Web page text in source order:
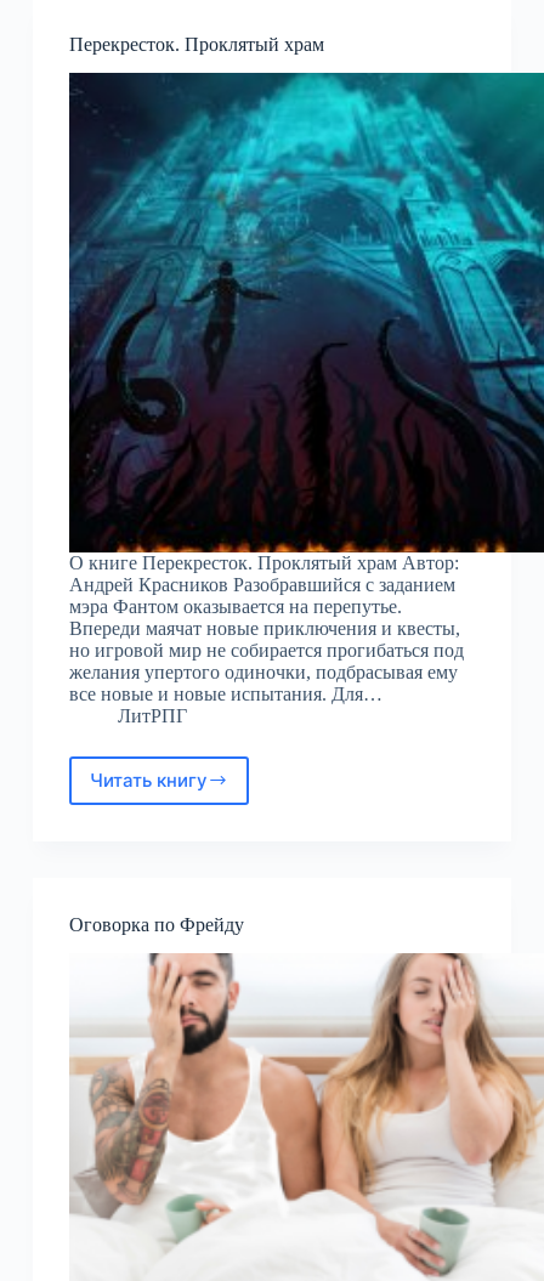
Перекресток. Проклятый храм
О книге Перекресток. Проклятый храм Автор:
Андрей Красников Разобравшийся с заданием
мэра Фантом оказывается на перепутье.
Впереди маячат новые приключения и квесты,
но игровой мир не собирается прогибаться под
желания упертого одиночки, подбрасывая ему
все новые и новые испытания. Для…
ЛитРПГ
Читать книгуПерекресток.
Проклятый
Оговорка по Фрейду